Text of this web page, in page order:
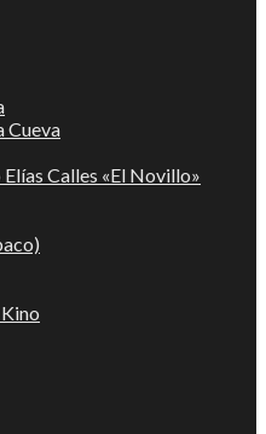
Cueva
Calles «El Novillo»